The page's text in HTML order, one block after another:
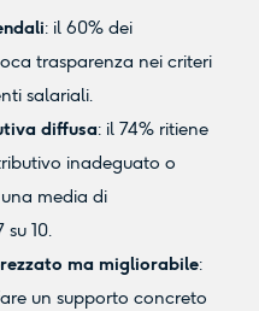
: il 60% dei
trasparenza nei criteri
salariali.
diffusa: il 74% ritiene
inadeguato o
media di
10.
ma migliorabile:
un supporto concreto